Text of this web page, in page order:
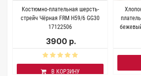
Костюмно-плательная шерсть-
стрейч Чёрная FRM H59/6 GG30
17122506
3900 р.
В КОРЗИНУ